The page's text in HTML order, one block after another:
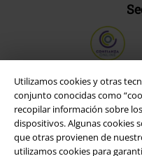
Utilizamos cookies y otras
conjunto conocidas como
recopilar información sobre
dispositivos. Algunas cookies
que otras provienen de
utilizamos cookies para